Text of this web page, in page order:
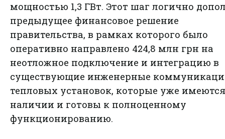
мощностью 1,3 ГВт. Этот шаг логично
предыдущее финансовое решение
правительства, в рамках которого было
оперативно направлено 424,8 млн грн на
неотложное подключение и интеграцию в
существующие инженерные
тепловых установок, которые уже
наличии и готовы к полноценному
функционированию.